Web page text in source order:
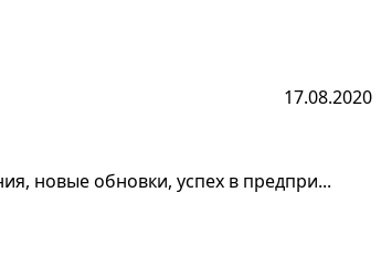
17.08.2020
новые обновки, успех в предпри...